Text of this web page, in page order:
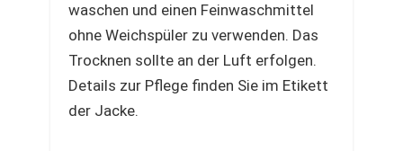
waschen und einen Feinwaschmittel
ohne Weichspüler zu verwenden. Das
Trocknen sollte an der Luft erfolgen.
Details zur Pflege finden Sie im Etikett
der Jacke.